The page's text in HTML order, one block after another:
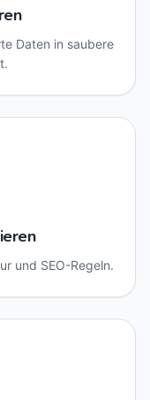
Daten in saubere
und SEO-Regeln.